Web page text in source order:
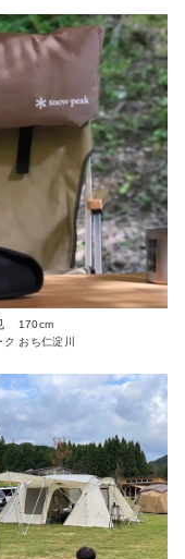
170cm
ク おち仁淀川